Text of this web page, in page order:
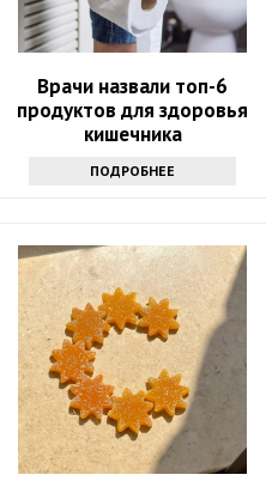
Врачи назвали топ-6
продуктов для здоровья
кишечника
ПОДРОБНЕЕ